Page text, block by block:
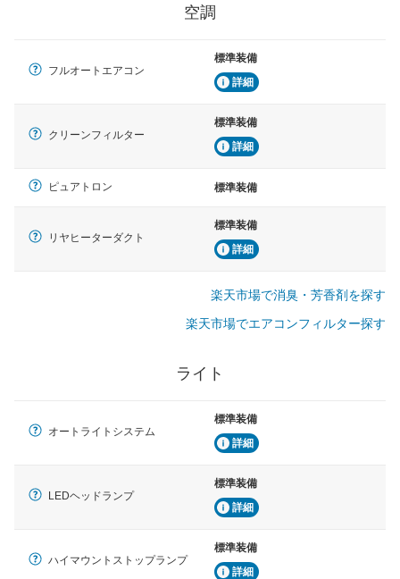
空調
フルオートエアコン
標準装備
詳細
クリーンフィルター
標準装備
詳細
ピュアトロン 標準装備
リヤヒーターダクト
標準装備
詳細
楽天市場で消臭・芳香剤を探す
楽天市場でエアコンフィルター探す
ライト
オートライトシステム
標準装備
詳細
LEDヘッドランプ
標準装備
詳細
ハイマウントストップランプ
標準装備
詳細